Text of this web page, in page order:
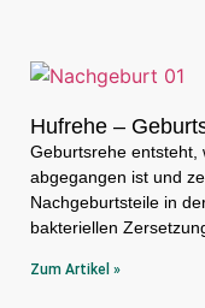
Hufrehe –
Geburtsrehe entsteht,
abgegangen ist und
Nachgeburtsteile in
bakteriellen
Zum Artikel »